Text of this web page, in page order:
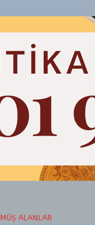
ALANLAR